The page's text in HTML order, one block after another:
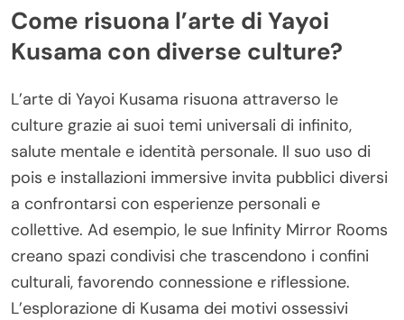
Come risuona l’arte di Yayoi
Kusama con diverse culture?
L’arte di Yayoi Kusama risuona attraverso le
culture grazie ai suoi temi universali di infinito,
salute mentale e identità personale. Il suo uso di
pois e installazioni immersive invita pubblici diversi
a confrontarsi con esperienze personali e
collettive. Ad esempio, le sue Infinity Mirror Rooms
creano spazi condivisi che trascendono i confini
culturali, favorendo connessione e riflessione.
L’esplorazione di Kusama dei motivi ossessivi